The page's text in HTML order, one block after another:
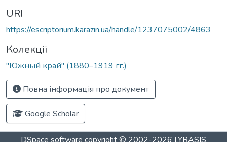
URI
https://escriptorium.karazin.ua/handle/1237075002/4863
Колекції
"Южный край" (1880–1919 гг.)
Повна інформація про документ
Google Scholar